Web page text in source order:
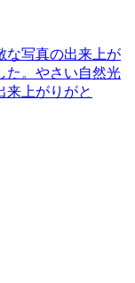
な写真の出来上が
た。やさい自然光
来上がりがと